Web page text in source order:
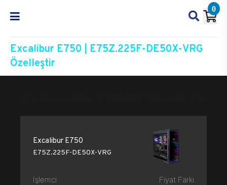
0
Excalibur E750 | E75Z.225F-DE50X-VRG
Özelleştir
Excalibur E750
E75Z.225F-DE50X-VRG
İşlemci Fiyat Farkı